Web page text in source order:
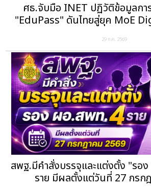
ศธ.จับมือ INET ปฏิวัติข้อมูลกา
"EduPass" ดันไทยสู่ยุค MoE
29 ก.ค. 2569
สพฐ.มีคำสั่งบรรจุและแต่งตั้ง "รอ
ราย มีผลตั้งแต่วันที่ 27 กรก